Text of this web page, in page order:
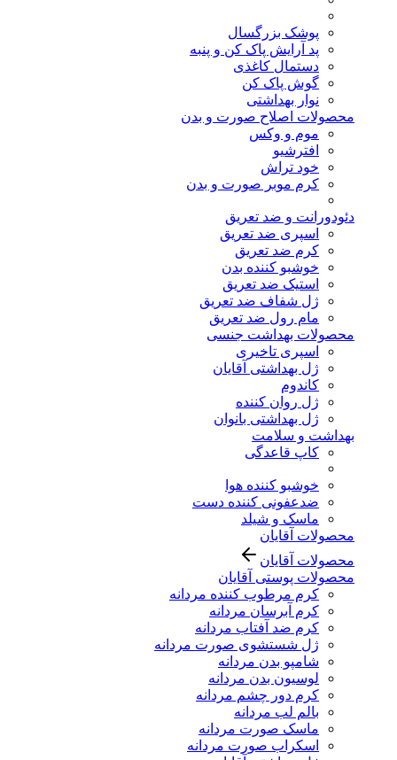
پوشک بزرگسال
پد آرایش پاک کن و پنبه
دستمال کاغذی
گوش پاک کن
نوار بهداشتی
محصولات اصلاح صورت و بدن
موم و وکس
افترشیو
خود تراش
کرم موبر صورت و بدن
دئودورانت و ضد تعریق
اسپری ضد تعریق
کرم ضد تعریق
خوشبو کننده بدن
استیک ضد تعریق
ژل شفاف ضد تعریق
مام رول ضد تعریق
محصولات بهداشت جنسی
اسپری تاخیری
ژل بهداشتی آقایان
کاندوم
ژل روان کننده
ژل بهداشتی بانوان
بهداشت و سلامت
کاپ قاعدگی
خوشبو کننده هوا
ضدعفونی کننده دست
ماسک و شیلد
محصولات آقایان
محصولات آقایان
محصولات پوستی آقایان
کرم مرطوب کننده مردانه
کرم آبرسان مردانه
کرم ضد آفتاب مردانه
ژل شستشوی صورت مردانه
شامپو بدن مردانه
لوسیون بدن مردانه
کرم دور چشم مردانه
بالم لب مردانه
ماسک صورت مردانه
اسکراب صورت مردانه